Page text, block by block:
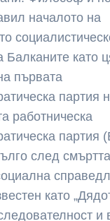
началото на
Балканите като
първата
партия
работническа
партия
след
като
и